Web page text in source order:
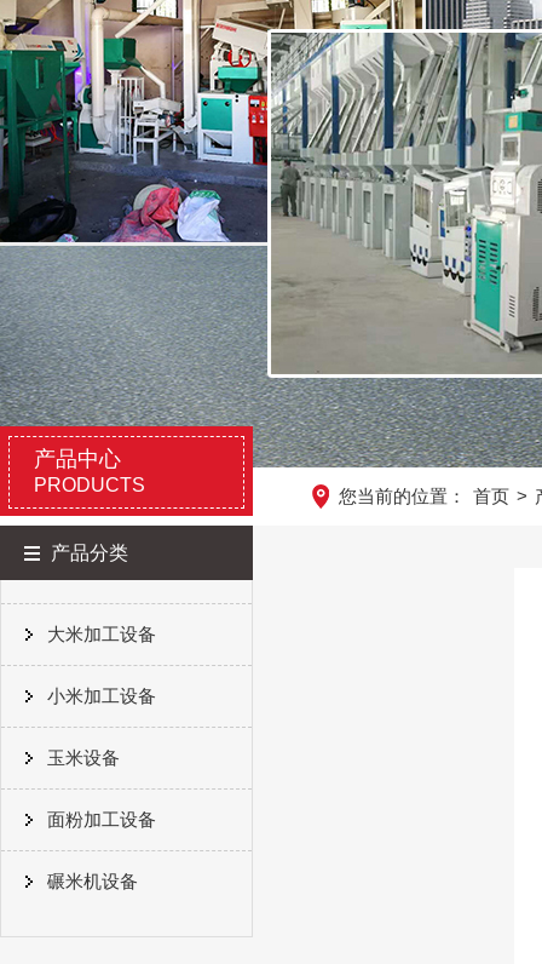
您当前的位置： 首页 >
产品中心
PRODUCTS
产品分类
大米加工设备
小米加工设备
玉米设备
面粉加工设备
碾米机设备